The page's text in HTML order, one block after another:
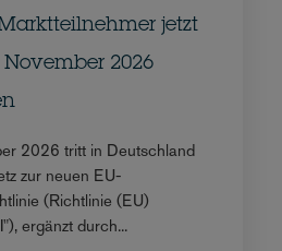
jetzt
2026
2026 tritt in Deutschland
zur neuen EU-
(Richtlinie (EU)
ergänzt durch...